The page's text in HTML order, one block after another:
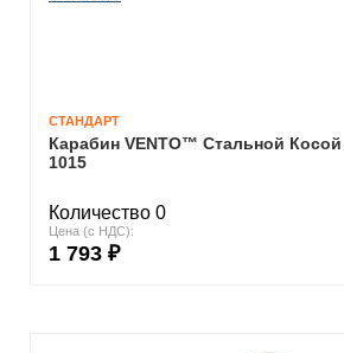
СТАНДАРТ
Карабин VENTO™ Стальной
1015
Количество 0
Цена (с НДС):
1 793 ₽